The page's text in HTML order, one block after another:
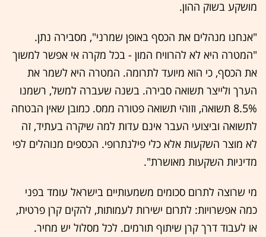
מושקע בשוק ההון.
"אנחנו מנהלים את הכסף באופן שמרני", מסבירה נתן.
"המטרה היא לא להרוויח המון - בכל מקרה אי אפשר למשוך
את הכסף, כי הוא מיועד לתרומה. המטרה היא לשמר את
הערך ולייצר תשואה סבירה. בשנה שעברה למשל, רשמנו
8.5% תשואה, וזוהי תשואה פטורה ממס. כמובן שאין הבטחה
לתשואה וביצועי העבר אינם עדות למה שיקרה בעתיד, זה
לא מוצר השקעות אלא כלי פילנתרופי. הכספים מנוהלים לפי
מדיניות השקעות מאושרת".
מי שרוצה לתרום סכומים משמעותיים בישראל עומד בפני
כמה אפשרויות: לתרום ישירות לעמותות, להקים קרן פרטית,
או לעבוד דרך קרן שיתוף תורמים. לכל מסלול יש מחיר.